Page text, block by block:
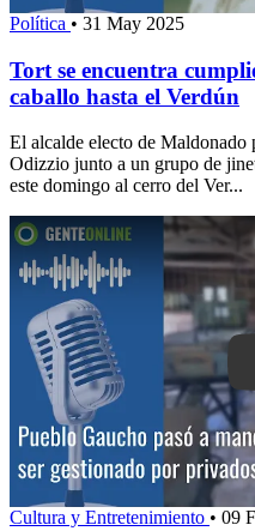
Política • 31 May 2025
Tort se encuentra
caballo hasta el Verdún
El alcalde electo de Maldonado
Odizzio junto a un grupo de
este domingo al cerro del Ver...
Cultura y Entretenimiento • 09